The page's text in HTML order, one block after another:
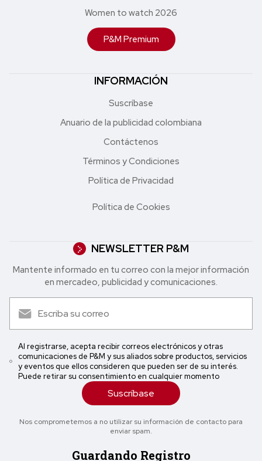
Women to watch 2026
P&M Premium
INFORMACIÓN
Suscríbase
Anuario de la publicidad colombiana
Contáctenos
Términos y Condiciones
Política de Privacidad
Política de Cookies
NEWSLETTER P&M
Mantente informado en tu correo con la mejor in formación
en mercadeo, publicidad y comunicaciones.
Al registrarse, acepta recibir correos electrónicos y otras
comunicaciones de P&M y sus aliados sobre productos, servicios
y eventos que ellos consideren que pueden ser de su interés.
Puede retirar su consentimiento en cualquier momento
Suscríbase
Nos comprometemos a no utilizar su información de contacto para
enviar spam.
Guardando Registro